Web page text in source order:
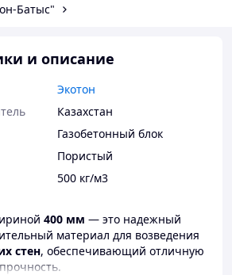
Батыс"
и описание
Экотон
Казахстан
Газобетонный блок
Пористый
500 кг/м3
400 мм — это надежный
материал для возведения
стен, обеспечивающий отличную